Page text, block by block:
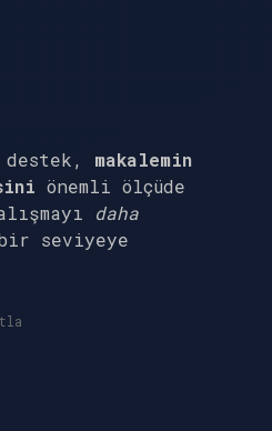
destek, makalemin
önemli ölçüde
daha
seviyeye